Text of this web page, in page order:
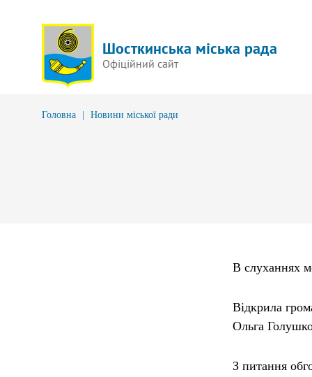
Шосткинська міська рада
Офіційний сайт
Головна Новини міської ради
В слуханнях
Відкрила
Ольга
З питання